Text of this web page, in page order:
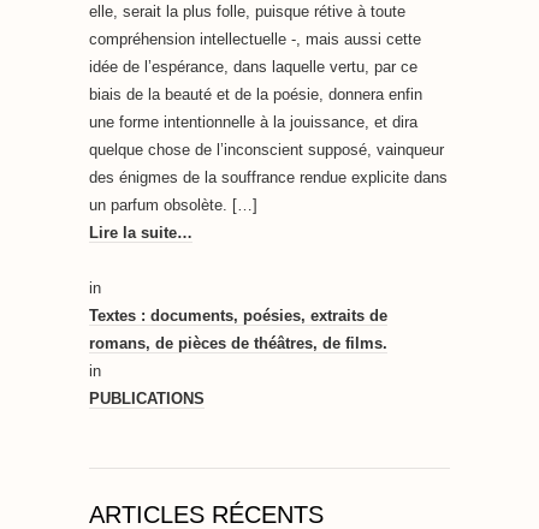
elle, serait la plus folle, puisque rétive à toute
compréhension intellectuelle -, mais aussi cette
idée de l’espérance, dans laquelle vertu, par ce
biais de la beauté et de la poésie, donnera enfin
une forme intentionnelle à la jouissance, et dira
quelque chose de l’inconscient supposé, vainqueur
des énigmes de la souffrance rendue explicite dans
un parfum obsolète. […]
Lire la suite…
in
Textes : documents, poésies, extraits de
romans, de pièces de théâtres, de films.
in
PUBLICATIONS
ARTICLES RÉCENTS